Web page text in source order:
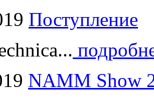
Поступление
NAMM Show